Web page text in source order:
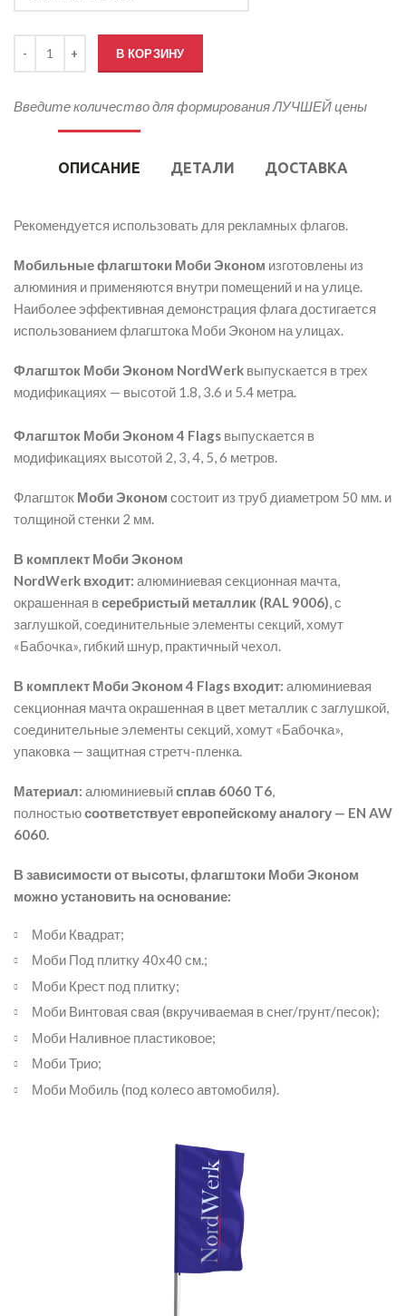
В КОРЗИНУ
Введите количество для формирования ЛУЧШЕЙ цены
ОПИСАНИЕ ДЕТАЛИ ДОСТАВКА
Рекомендуется использовать для рекламных флагов.
Мобильные флагштоки Моби Эконом изготовлены из
алюминия и применяются внутри помещений и на улице.
Наиболее эффективная демонстрация флага достигается
использованием флагштока Моби Эконом на улицах.
Флагшток Моби Эконом NordWerk выпускается в трех
модификациях — высотой 1.8, 3.6 и 5.4 метра.
Флагшток Моби Эконом 4 Flags выпускается в
модификациях высотой 2, 3, 4, 5, 6 метров.
Флагшток Моби Эконом состоит из труб диаметром 50 мм. и
толщиной стенки 2 мм.
В комплект Моби Эконом
NordWerk входит: алюминиевая секционная мачта,
окрашенная всеребристый металлик (RAL 9006), с
заглушкой, соединительные элементы секций, хомут
«Бабочка», гибкий шнур, практичный чехол.
В комплект Моби Эконом 4 Flags входит: алюминиевая
секционная мачта окрашенная в цвет металлик с заглушкой,
соединительные элементы секций, хомут «Бабочка»,
упаковка — защитная стретч-пленка.
Материал: алюминиевыйсплав 6060 T6,
полностьюсоответствует европейскому аналогу — EN AW
6060.
В зависимости от высоты, флагштоки Моби Эконом
можно установить на основание:
Моби Квадрат;
Моби Под плитку 40х40 см.;
Моби Крест под плитку;
Моби Винтовая свая (вкручиваемая в снег/грунт/песок);
Моби Наливное пластиковое;
Моби Трио;
Моби Мобиль (под колесо автомобиля).